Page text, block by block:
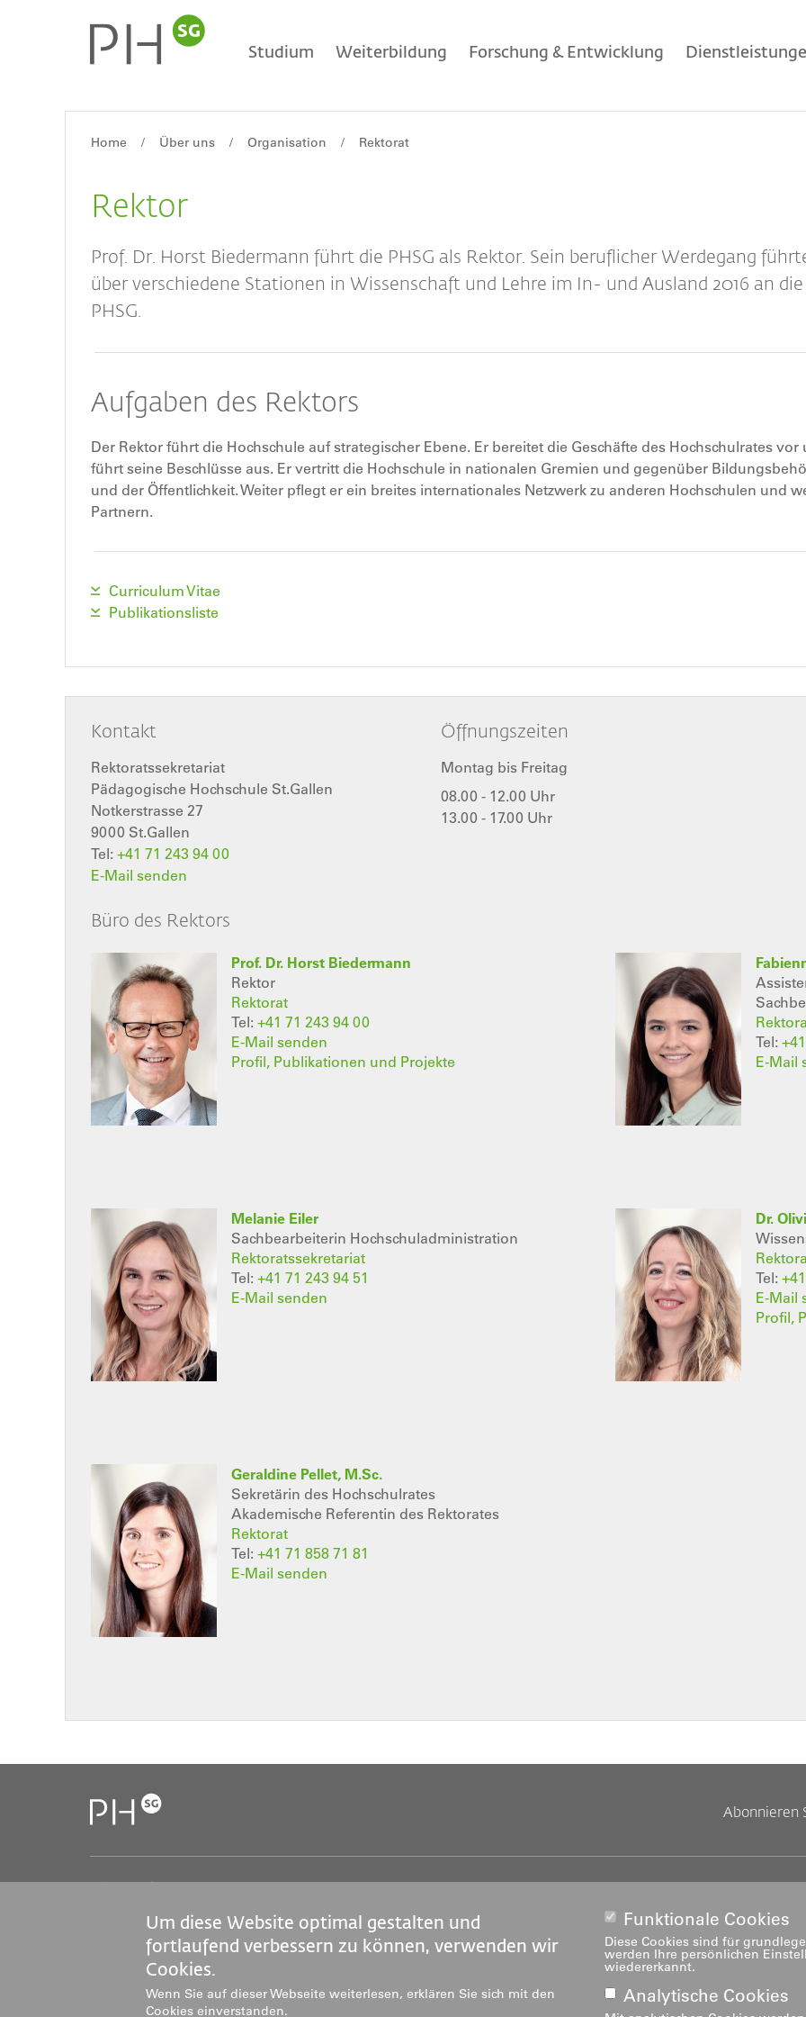
navigation
Studium Weiterbildung Forschung & Entwicklung
Breadcrumb
Home Über uns Organisation Rektorat
Rektor
Prof. Dr. Horst Biedermann führt die PHSG als Rektor. Sein beruflicher Werdegang
über verschiedene Stationen in Wissenschaft und Lehre im In- und Ausland 2016 an die
PHSG.
Aufgaben des Rektors
Der Rektor führt die Hochschule auf strategischer Ebene. Er bereitet die Geschäfte des Hochschulrates vor
führt seine Beschlüsse aus. Er vertritt die Hochschule in nationalen Gremien und gegenüber
und der Öffentlichkeit. Weiter pflegt er ein breites internationales Netzwerk zu anderen Hochschulen und
Partnern.
Curriculum Vitae
Publikationsliste
Kontakt
Rektoratssekretariat
Pädagogische Hochschule St.Gallen
Notkerstrasse 27
9000 St.Gallen
Tel: +41 71 243 94 00
E-Mail senden
Öffnungszeiten
Montag bis Freitag
08.00 - 12.00 Uhr
13.00 - 17.00 Uhr
Büro des Rektors
Prof. Dr. Horst Biedermann
Rektor
Rektorat
Tel: +41 71 243 94 00
E-Mail senden
Profil, Publikationen und Projekte
Tel:
E-Mail
Melanie Eiler
Sachbearbeiterin Hochschuladministration
Rektoratssekretariat
Tel: +41 71 243 94 51
E-Mail senden
Dr.
Tel:
E-Mail
Profil,
Geraldine Pellet, M.Sc.
Sekretärin des Hochschulrates
Akademische Referentin des Rektorates
Rektorat
Tel: +41 71 858 71 81
E-Mail senden
Abonnieren
Pädagogische Hochschule St.Gallen (PHSG)
9000 St.Gallen
Tel. +41 71 243 94 00
info@phsg.ch
Links
Jobs
Medien
rechts
Weiterbildung
Forschung & Entwicklung
Dienstleistung
Institute
Um diese Website optimal gestalten und
fortlaufend verbessern zu können, verwenden wir
Cookies.
Wenn Sie auf dieser Webseite weiterlesen, erklären Sie sich mit den
Cookies einverstanden.
Funktionale Cookies
Diese Cookies sind für
werden Ihre persönlichen
wiedererkannt.
Analytische Cookies